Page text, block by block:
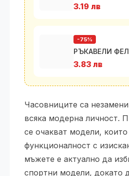
3.19 лв
-75%
РЪКАВЕЛИ
3.83 лв
Часовниците са
всяка модерна личност.
се очакват модели, които
функционалност с
мъжете е актуално да
спортни модели, докато